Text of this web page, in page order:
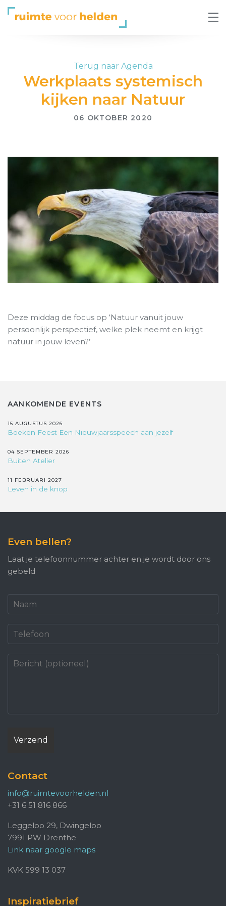
Terug naar Agenda
Werkplaats systemisch
kijken naar Natuur
06 OKTOBER 2020
Deze middag de focus op ‘Natuur vanuit jouw
persoonlijk perspectief, welke plek neemt en krijgt
natuur in jouw leven?’
AANKOMENDE EVENTS
15 AUGUSTUS 2026
Boeken Feest Een Nieuwjaarsspeech aan jezelf
04 SEPTEMBER 2026
Buiten Atelier
11 FEBRUARI 2027
Leven in de knop
Even bellen?
Laat je telefoonnummer achter en je wordt door ons
gebeld
Contact
info@ruimtevoorhelden.nl
+31 6 51 816 866
Leggeloo 29, Dwingeloo
7991 PW Drenthe
Link naar google maps
KVK 599 13 037
Inspiratiebrief